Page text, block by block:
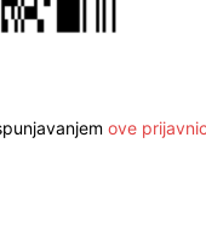
ove